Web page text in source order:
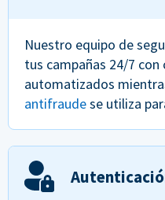
Nuestro equipo de
tus campañas 24/7
automatizados
antifraudese utiliza